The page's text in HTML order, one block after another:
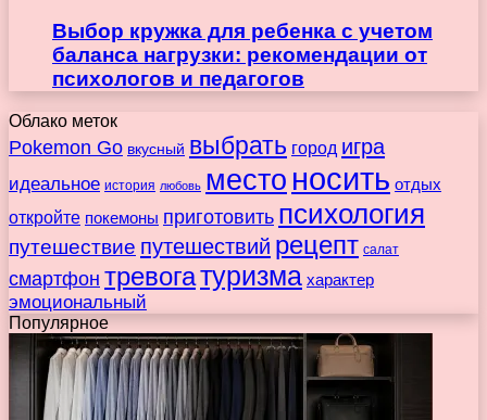
Выбор кружка для ребенка с учетом
баланса нагрузки: рекомендации от
психологов и педагогов
Облако меток
Pokemon Go вкусный выбрать город игра
идеальное история любовь место носить отдых
откройте покемоны приготовить психология
путешествие путешествий рецепт салат
смартфон тревогатуризма характер
эмоциональный
Популярное